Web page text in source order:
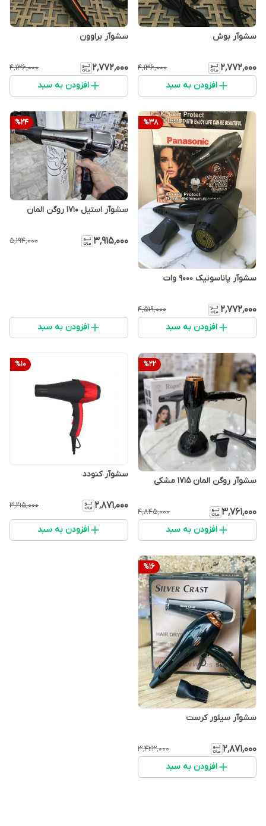
سشوآر بوش
۲٬۷۷۲٬۰۰۰ ۴٬۱۳۶٬۰۰۰
افزودن به سبد
سشوآر براوون
۲٬۷۷۲٬۰۰۰ ۴٬۱۳۶٬۰۰۰
افزودن به سبد
%38
سشوآر پاناسونیک ۹۰۰۰ وات
۲٬۷۷۲٬۰۰۰ ۴٬۵۱۹٬۰۰۰
افزودن به سبد
%24
سشوآر استیل ۱۷۱۰ روگن المان
۳٬۹۱۵٬۰۰۰ ۵٬۱۹۴٬۰۰۰
افزودن به سبد
%22
سشوآر روگن المان ۱۷۱۵ مشکی
۳٬۷۶۱٬۰۰۰ ۴٬۸۴۵٬۰۰۰
افزودن به سبد
%10
سشوآر کنودد
۲٬۸۷۱٬۰۰۰ ۳٬۲۱۵٬۰۰۰
افزودن به سبد
%16
سشوآر سیلور کرست
۲٬۸۷۱٬۰۰۰ ۳٬۴۲۳٬۰۰۰
افزودن به سبد